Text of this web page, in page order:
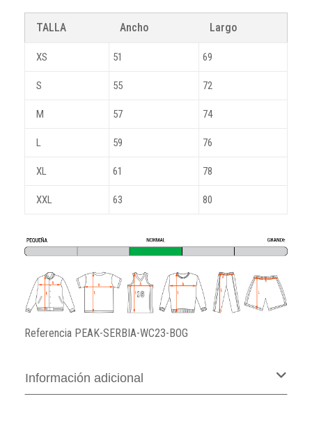
TALLA Ancho Largo
XS 51 69
S 55 72
M 57 74
L 59 76
XL 61 78
XXL 63 80
Referencia PEAK-SERBIA-WC23-BOG
Información adicional